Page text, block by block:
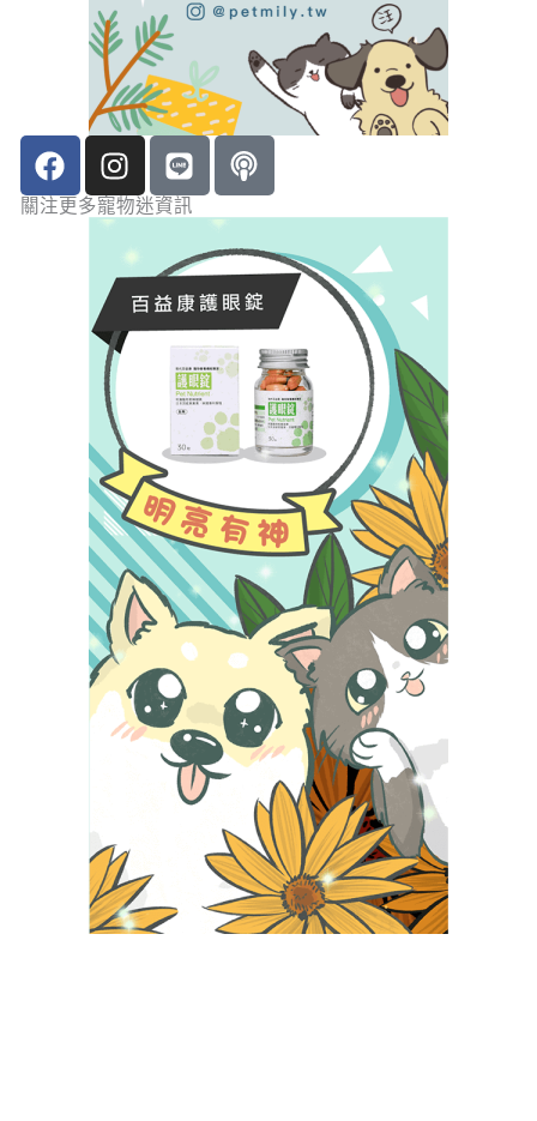
F
a
c
I
n
s
a
r
a
m
L
i
n
P
o
d
a
s
t
關注更多寵物迷資訊